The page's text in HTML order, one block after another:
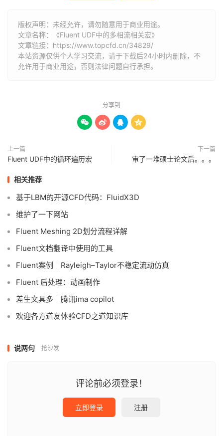
版权声明：未经允许，请勿随意用于商业用途。
文章名称：《Fluent UDF中的多相流相关宏》
文章链接： https://www.topcfd.cn/34829/
本站资源仅供个人学习交流，请于下载后24小时内删除，不
允许用于商业用途，否则法律问题自行承担。
分享到
   
上一篇
Fluent UDF中的循环遍历宏
下一篇
审了一堆硕士论文后。。。
相关推荐
基于LBM的开源CFD代码：FluidX3D
维护了一下网站
Fluent Meshing 2D划分流程详解
Fluent文档翻译中使用的工具
Fluent案例｜Rayleigh–Taylor不稳定流动仿真
Fluent 后处理：动画制作
差生文具多｜腾讯ima copilot
欢迎各方道友体验CFD之道知识库
说两句 抢沙发
评论前必须登录！
立即登录 注册